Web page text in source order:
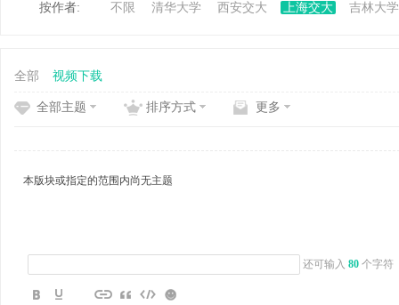
按作者: 不限 清华大学 西安交大 上海交大 吉林大学
全部 视频下载
全部主题 排序方式 更多
本版块或指定的范围内尚无主题
还可输入 80 个字符